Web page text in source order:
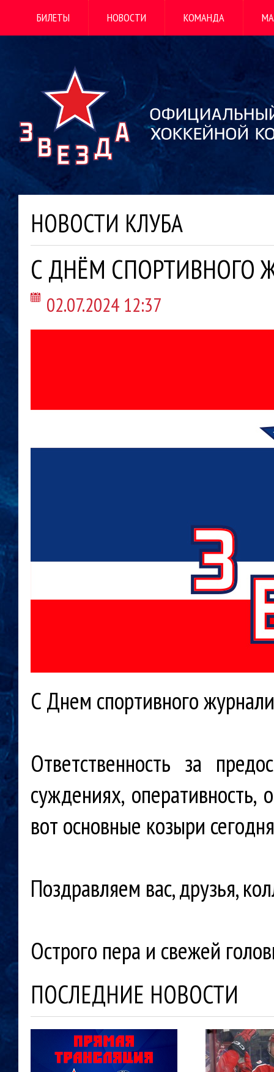
БИЛЕТЫ НОВОСТИ КОМАНДА
НОВОСТИ КЛУБА
С ДНЁМ СПОРТИВНОГО
02.07.2024 12:37
С Днем спортивного
Ответственность за
суждениях,
вот основные козыри
Поздравляем вас, друзья,
Острого пера и свежей
ПОСЛЕДНИЕ НОВОСТИ